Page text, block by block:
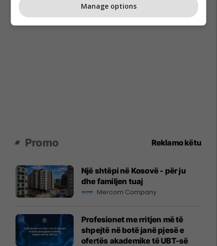
Promo Reklamo këtu
Një shtëpi në Kosovë - për ju
dhe familjen tuaj
Mercom Company
Profesionet me rritjen më të
shpejtë në botë janë pjesë e
ofertës akademike të UBT-së
Manage options